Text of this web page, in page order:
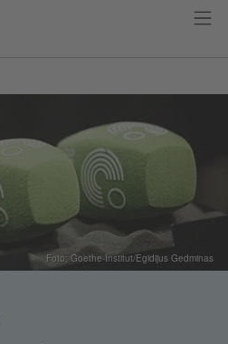
Foto: Goethe-Institut/Egidijus Gedminas